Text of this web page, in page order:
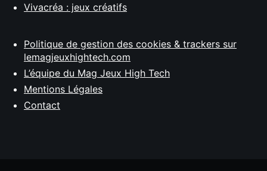
Vivacréa : jeux créatifs
Politique de gestion des cookies & trackers sur
lemagjeuxhightech.com
L’équipe du Mag Jeux High Tech
Mentions Légales
Contact